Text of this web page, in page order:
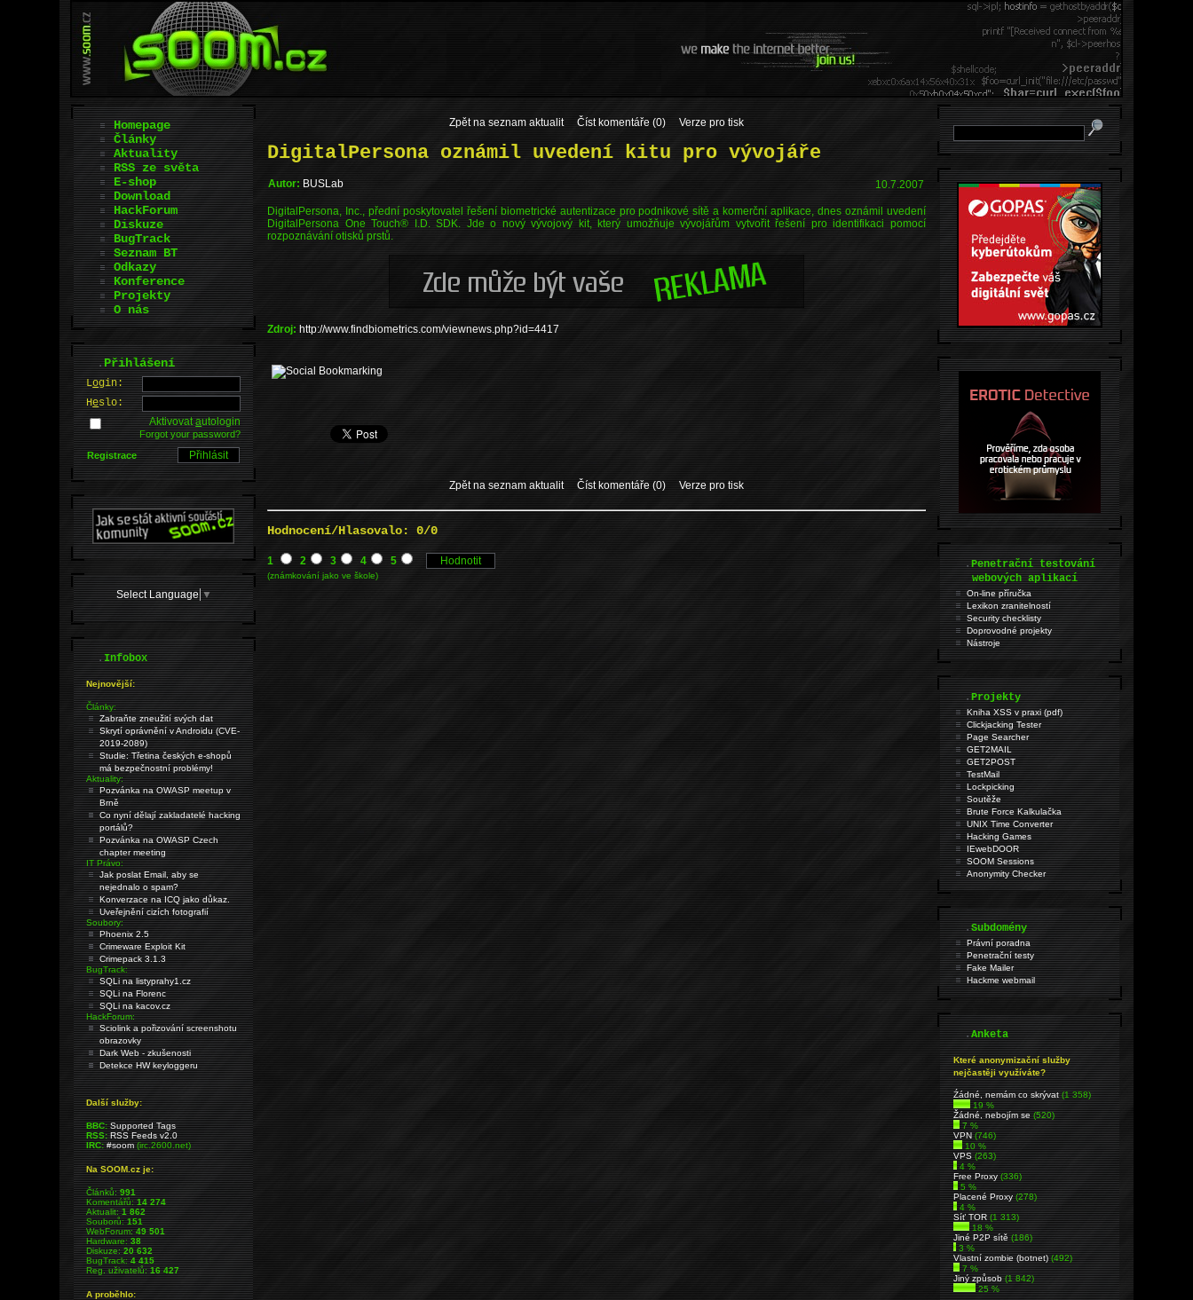
Zpět na seznam aktualit Číst komentáře (0) Verze pro tisk
DigitalPersona oznámil uvedení kitu pro vývojáře
Autor: BUSLab 10.7.2007
DigitalPersona, Inc., přední poskytovatel řešení biometrické autentizace pro podnikové sítě a komerční aplikace, dnes oznámil uvedení
DigitalPersona One Touch® I.D. SDK. Jde o nový vývojový kit, který umožňuje vývojářům vytvořit řešení pro identifikaci pomocí
rozpoznávání otisků prstů.
Zdroj: http://www.findbiometrics.com/viewnews.php?id=4417
Zpět na seznam aktualit Číst komentáře (0) Verze pro tisk
Hodnocení/Hlasovalo: 0/0
1 2 3 4 5
(známkování jako ve škole)
Homepage
Články
Aktuality
RSS ze světa
E-shop
Download
HackForum
Diskuze
BugTrack
Seznam BT
Odkazy
Konference
Projekty
O nás
.Přihlášení
Login:
Heslo:
Aktivovatautologin
Forgot your password?
Registrace
Select Language ▼
.Infobox
Nejnovější:
Články:
Zabraňte zneužití svých dat
Skrytí oprávnění v Androidu (CVE-
2019-2089)
Studie: Třetina českých e-shopů
má bezpečnostní problémy!
Aktuality:
Pozvánka na OWASP meetup v
Brně
Co nyní dělají zakladatelé hacking
portálů?
Pozvánka na OWASP Czech
chapter meeting
IT Právo:
Jak poslat Email, aby se
nejednalo o spam?
Konverzace na ICQ jako důkaz.
Uveřejnění cizích fotografií
Soubory:
Phoenix 2.5
Crimeware Exploit Kit
Crimepack 3.1.3
BugTrack:
SQLi na listyprahy1.cz
SQLi na Florenc
SQLi na kacov.cz
HackForum:
Sciolink a pořizování screenshotu
obrazovky
Dark Web - zkušenosti
Detekce HW keyloggeru
Další služby:
BBC: Supported Tags
RSS: RSS Feeds v2.0
IRC: #soom(irc.2600.net)
Na SOOM.cz je:
Článků:991
Komentářů:14 274
Aktualit:1 862
Souborů:151
WebForum:49 501
Hardware:38
Diskuze:20 632
BugTrack:4 415
Reg. uživatelů:16 427
A proběhlo:
.Penetrační testování
webových aplikací
On-line příručka
Lexikon zranitelností
Security checklisty
Doprovodné projekty
Nástroje
.Projekty
Kniha XSS v praxi (pdf)
Clickjacking Tester
Page Searcher
GET2MAIL
GET2POST
TestMail
Lockpicking
Soutěže
Brute Force Kalkulačka
UNIX Time Converter
Hacking Games
IEwebDOOR
SOOM Sessions
Anonymity Checker
.Subdomény
Právní poradna
Penetrační testy
Fake Mailer
Hackme webmail
.Anketa
Které anonymizační služby
nejčastěji využíváte?
Źádné, nemám co skrývat(1 358)
19 %
Žádné, nebojím se(520)
7 %
VPN(746)
10 %
VPS(263)
4 %
Free Proxy(336)
5 %
Placené Proxy(278)
4 %
Síť TOR(1 313)
18 %
Jiné P2P sítě(186)
3 %
Vlastní zombie (botnet)(492)
7 %
Jiný způsob(1 842)
25 %